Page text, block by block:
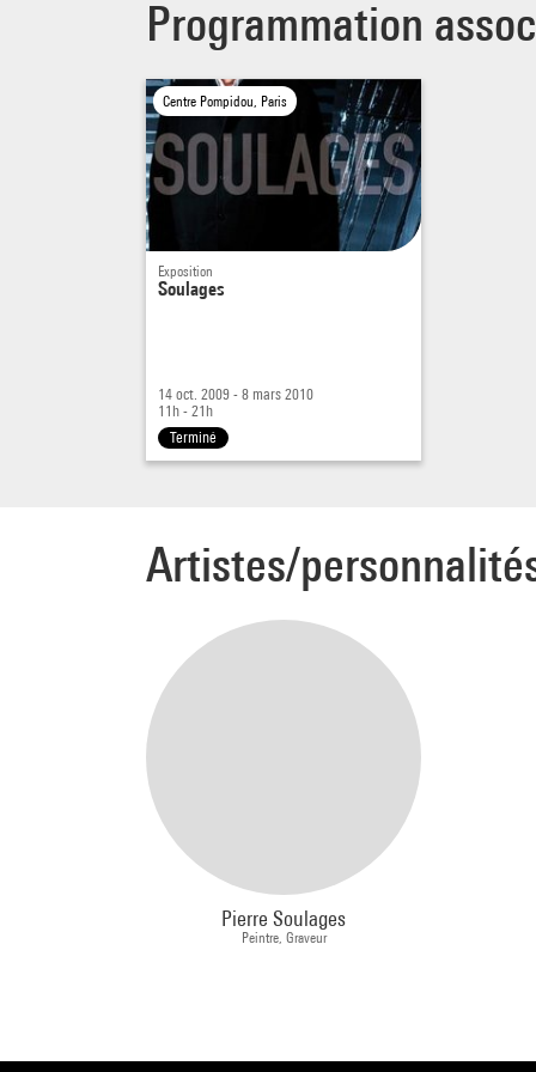
Programmation
Centre Pompidou, Paris
Exposition
Soulages
14 oct. 2009 - 8 mars 2010
11h - 21h
Terminé
Artistes/
Pierre Soulages
Peintre, Graveur